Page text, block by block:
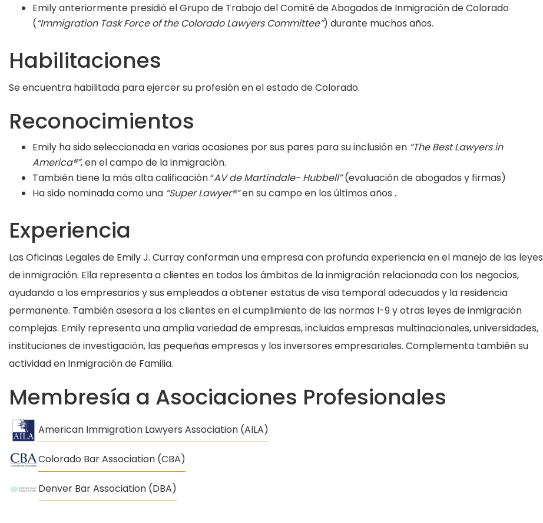
Emily anteriormente presidió el Grupo de Trabajo del Comité de Abogados de Inmigración de Colorado
(“Immigration Task Force of the Colorado Lawyers Committee”) durante muchos años.
Habilitaciones
Se encuentra habilitada para ejercer su profesión en el estado de Colorado.
Reconocimientos
Emily ha sido seleccionada en varias ocasiones por sus pares para su inclusión en “The Best Lawyers in
America®”, en el campo de la inmigración.
También tiene la más alta calificación “AV de Martindale- Hubbell”(evaluación de abogados y firmas)
Ha sido nominada como una “Super Lawyer®”en su campo en los últimos años .
Experiencia
Las Oficinas Legales de Emily J. Curray conforman una empresa con profunda experiencia en el manejo de las leyes
de inmigración. Ella representa a clientes en todos los ámbitos de la inmigración relacionada con los negocios,
ayudando a los empresarios y sus empleados a obtener estatus de visa temporal adecuados y la residencia
permanente. También asesora a los clientes en el cumplimiento de las normas I-9 y otras leyes de inmigración
complejas. Emily representa una amplia variedad de empresas, incluidas empresas multinacionales, universidades,
instituciones de investigación, las pequeñas empresas y los inversores empresariales. Complementa también su
actividad en Inmigración de Familia.
Membresía a Asociaciones Profesionales
American Immigration Lawyers Association (AILA)
Colorado Bar Association (CBA)
Denver Bar Association (DBA)